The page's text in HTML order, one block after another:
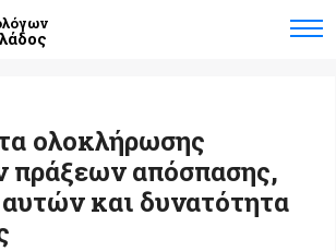
ολοκλήρωσης
πράξεων απόσπασης,
και δυνατότητα